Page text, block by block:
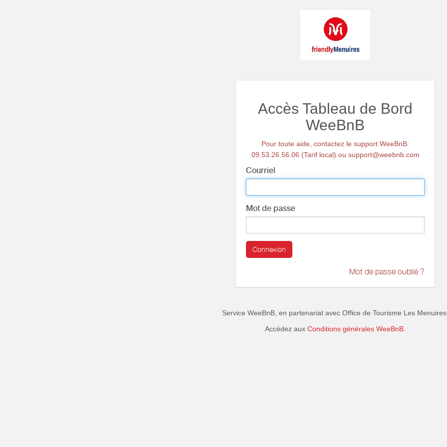
Accès Tableau de Bord
WeeBnB
Pour toute aide, contactez le support WeeBnB:
09.53.26.56.06 (Tarif local) ou support@weebnb.com
Courriel
Mot de passe
Connexion
Mot de passe oublié ?
Service WeeBnB, en partenariat avec Office de Tourisme Les Menuires
Accédez aux Conditions générales WeeBnB.